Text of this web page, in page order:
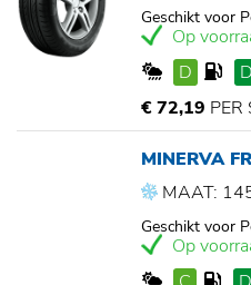
Geschikt voor
Op
D
D
€ 72,19 PER
MINERVA
MAAT:
Geschikt voor
Op